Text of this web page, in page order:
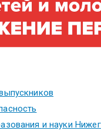
и науки